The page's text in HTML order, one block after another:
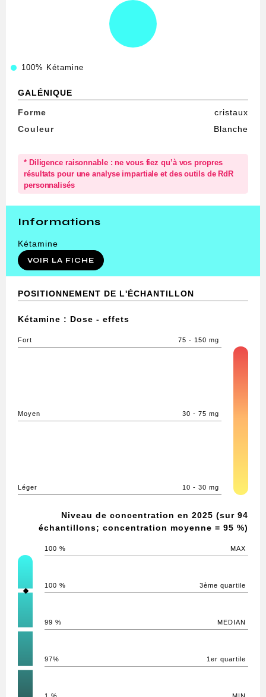
100% Kétamine
GALÉNIQUE
Forme
cristaux
Couleur
Blanche
* Diligence raisonnable : ne vous fiez qu’à vos propres
résultats pour une analyse impartiale et des outils de RdR
personnalisés
Informations
Kétamine
VOIR LA FICHE
POSITIONNEMENT DE L'ÉCHANTILLON
Kétamine : Dose - effets
Fort 75 - 150 mg
Moyen 30 - 75 mg
Léger 10 - 30 mg
Niveau de concentration en 2025 (sur 94
échantillons; concentration moyenne = 95 %)
MAX
100 %
3ème quartile
100 %
MEDIAN
99 %
1er quartile
97%